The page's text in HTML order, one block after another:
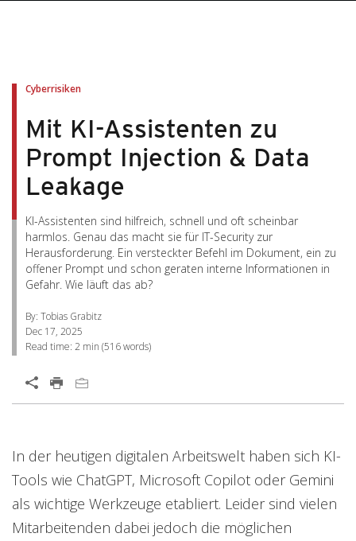
Cyberrisiken
Mit KI-Assistenten zu
Prompt Injection & Data
Leakage
KI-Assistenten sind hilfreich, schnell und oft scheinbar
harmlos. Genau das macht sie für IT-Security zur
Herausforderung. Ein versteckter Befehl im Dokument, ein zu
offener Prompt und schon geraten interne Informationen in
Gefahr. Wie läuft das ab?
By: Tobias Grabitz
Dec 17, 2025
Read time: 2 min (516words)
Open On A New Tab
In der heutigen digitalen Arbeitswelt haben sich KI-
Tools wie ChatGPT, Microsoft Copilot oder Gemini
als wichtige Werkzeuge etabliert. Leider sind vielen
Mitarbeitenden dabei jedoch die möglichen
News Article